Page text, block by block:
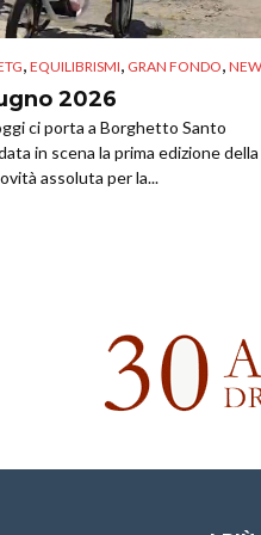
, EQUILIBRISMI, GRAN FONDO,
2026
ci porta a Borghetto Santo
in scena la prima edizione della
assoluta per la...